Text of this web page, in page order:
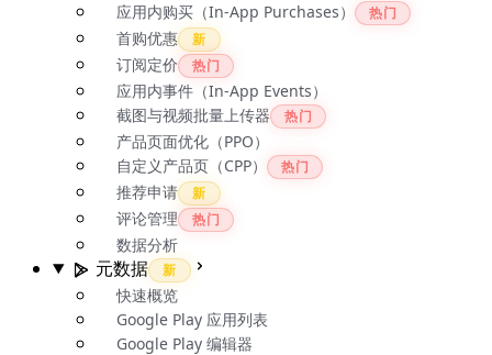
应用内购买（In-App Purchases）
热门
首购优惠 新
订阅定价 热门
应用内事件（In-App Events）
截图与视频批量上传器
热门
产品页面优化（PPO）
自定义产品页（CPP）
热门
推荐申请 新
评论管理 热门
数据分析
元数据 新
快速概览
Google Play 应用列表
Google Play 编辑器